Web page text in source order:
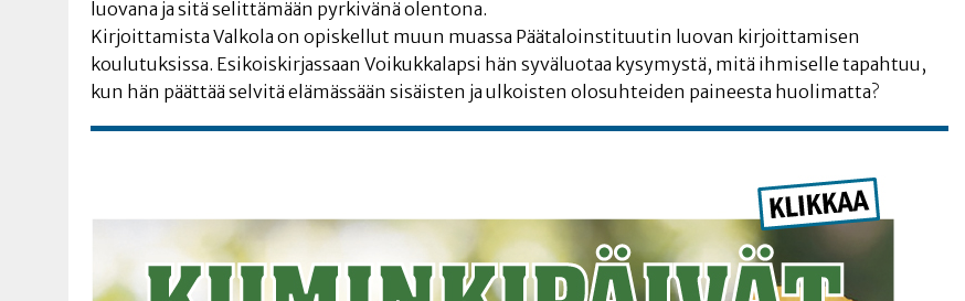
luo­va­na ja sitä selit­tä­mään pyr­ki­vä­nä olentona.
Kir­joit­ta­mis­ta Val­ko­la on opis­kel­lut muun muas­sa Pää­ta­loins­ti­tuu­tin luo­van kir­joit­ta­mi­sen
kou­lu­tuk­sis­sa. Esi­kois­kir­jas­saan Voi­kuk­ka­lap­si hän syvä­luo­taa kysy­mys­tä, mitä ihmi­sel­le tapah­tuu,
kun hän päät­tää sel­vi­tä elä­mäs­sään sisäis­ten ja ulkois­ten olo­suh­tei­den pai­nees­ta huolimatta?